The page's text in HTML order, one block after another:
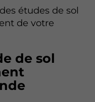
études de sol
de votre
de sol